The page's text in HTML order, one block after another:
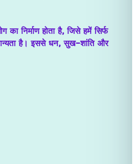
का निर्माण होता है, जिसे हमें सिर्फ
मान्यता है। इससे धन, सुख-शांति और